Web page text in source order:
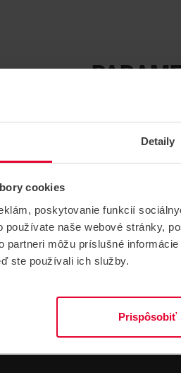
Detaily
cookies
poskytovanie funkcií
používate naše webové stránky,
partneri môžu príslušné
ste používali ich služby.
Prispôsobiť
Typ zdroja
Špecifická vlastnosť
Hmotnosť